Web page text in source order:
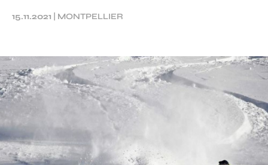
15.11.2021 MONTPELLIER